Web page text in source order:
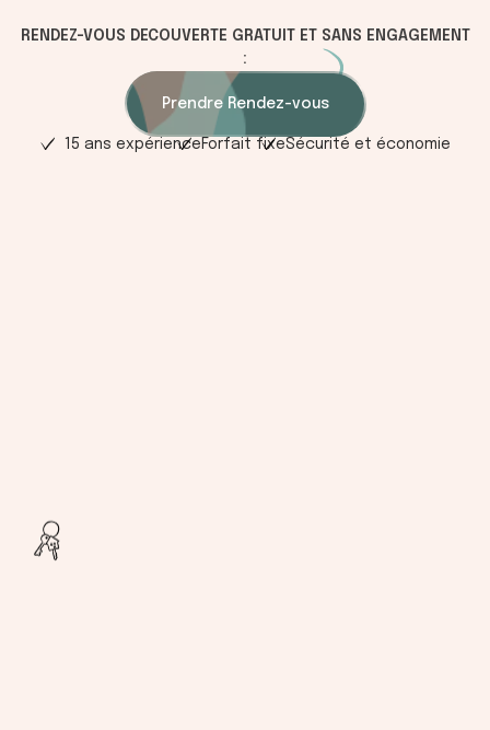
RENDEZ-VOUS DECOUVERTE GRATUIT ET SANS ENGAGEMENT
:
Prendre Rendez-vous
15 ans expérience Forfait fixeSécurité et économie